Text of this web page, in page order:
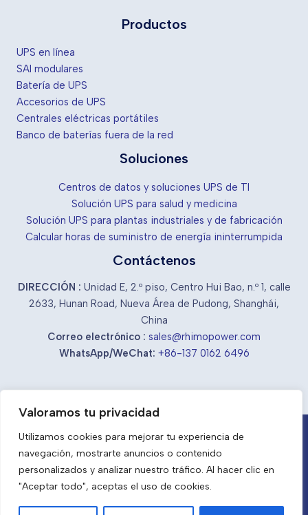
Valoramos tu privacidad
Utilizamos cookies para mejorar tu experiencia de
navegación, mostrarte anuncios o contenido
personalizados y analizar nuestro tráfico. Al hacer clic en
"Aceptar todo", aceptas el uso de cookies.
Productos
UPS en línea
SAI modulares
Batería de UPS
Accesorios de UPS
Centrales eléctricas portátiles
Banco de baterías fuera de la red
Soluciones
Centros de datos y soluciones UPS de TI
Solución UPS para salud y medicina
Solución UPS para plantas industriales y de fabricación
Calcular horas de suministro de energía ininterrumpida
Contáctenos
DIRECCIÓN : Unidad E, 2.º piso, Centro Hui Bao, n.º 1, calle
2633, Hunan Road, Nueva Área de Pudong, Shanghái,
China
Correo electrónico : sales@rhimopower.com
WhatsApp/WeChat: +86-137 0162 6496
Proveedores y fabricantes chinos de SAI
industriales
ES